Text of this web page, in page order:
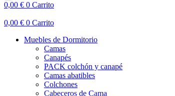
0,00 € 0 Carrito
0,00 € 0 Carrito
Muebles de Dormitorio
Camas
Canapés
PACK colchón y canapé
Camas abatibles
Colchones
Cabeceros de Cama